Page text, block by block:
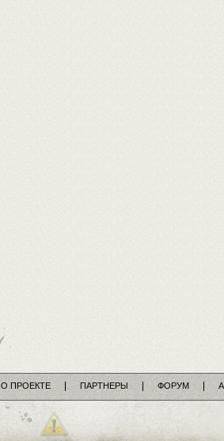
О ПРОЕКТЕ ПАРТНЕРЫ ФОРУМ